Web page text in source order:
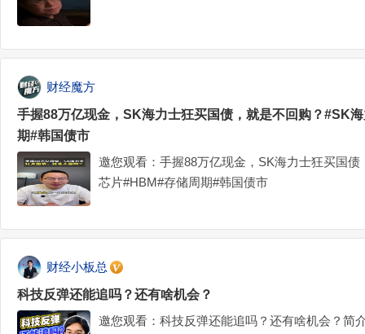
财经魔方
手握88万亿现金，SK海力士狂买国债，就是不回购？#SK
期#韩国债市
邀您观看：手握88万亿现金，SK海力士狂买国
芯片#HBM#存储周期#韩国债市
财经小板总
科技反弹还能追吗？还有啥机会？
邀您观看：科技反弹还能追吗？还有啥机会？简